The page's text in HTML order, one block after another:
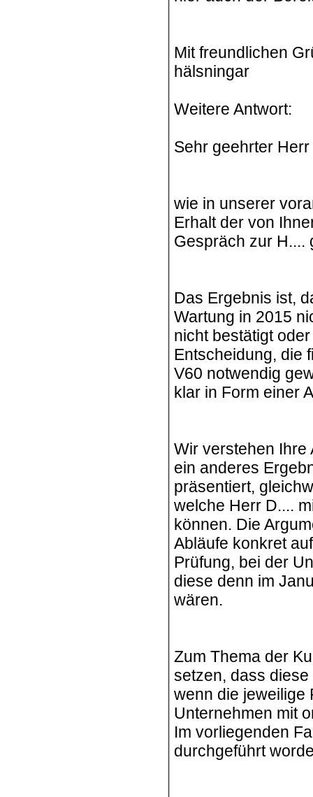
Mit freundlichen
hälsningar
Weitere Antwort:
Sehr geehrter
wie in unserer
Erhalt der von
Gespräch zur H....
Das Ergebnis ist,
Wartung in 2015
nicht bestätigt
Entscheidung, die
V60 notwendig
klar in Form einer
Wir verstehen Ihre
ein anderes
präsentiert,
welche Herr D....
können. Die
Abläufe konkret
Prüfung, bei der
diese denn im
wären.
Zum Thema der
setzen, dass
wenn die jeweilige
Unternehmen mit
Im vorliegenden
durchgeführt